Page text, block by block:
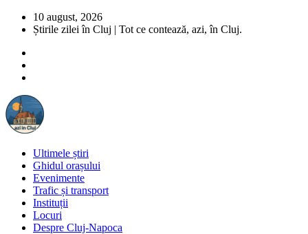
10 august, 2026
Știrile zilei în Cluj | Tot ce contează, azi, în Cluj.
Ultimele știri
Ghidul orașului
Evenimente
Trafic și transport
Instituții
Locuri
Despre Cluj-Napoca